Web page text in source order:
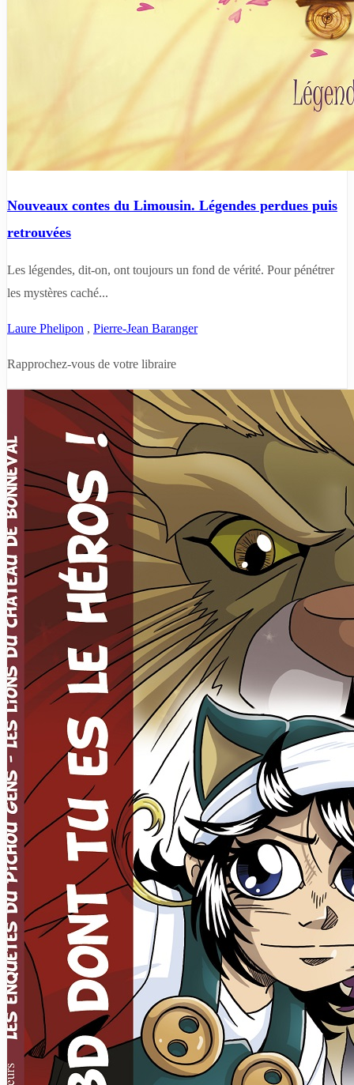
Nouveaux contes du Limousin. Légendes perdues puis
retrouvées
Les légendes, dit-on, ont toujours un fond de vérité. Pour pénétrer
les mystères caché...
Laure Phelipon , Pierre-Jean Baranger
Rapprochez-vous de votre libraire